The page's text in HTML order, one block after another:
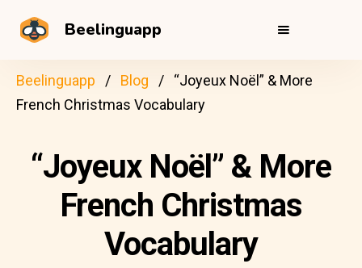
Beelinguapp
Beelinguapp Blog
“Joyeux Noël” & More
French Christmas Vocabulary
“Joyeux Noël” & More
French Christmas
Vocabulary